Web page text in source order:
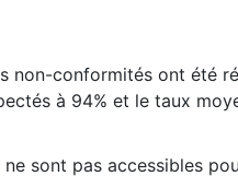
non-conformités ont été
à 94% et le taux
sont pas accessibles